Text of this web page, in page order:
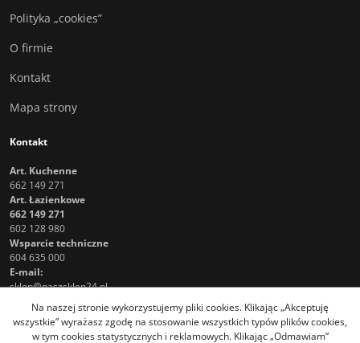
Polityka „cookies”
O firmie
Kontakt
Mapa strony
Kontakt
Art. Kuchenne
662 149 271
Art. Łazienkowe
662 149 271
602 128 980
Wsparcie techniczne
604 635 000
E-mail:
sklep@naszsklep24.pl
Na naszej stronie wykorzystujemy pliki cookies. Klikając „Akceptuję
wszystkie” wyrażasz zgodę na stosowanie wszystkich typów plików cookies,
w tym cookies statystycznych i reklamowych. Klikając „Odmawiam”